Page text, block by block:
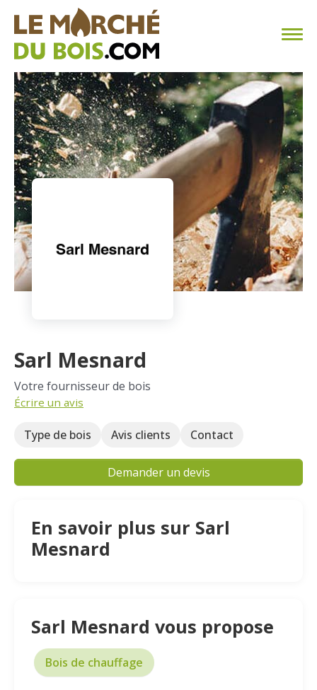
CHAUFFAGE AU BOIS
FAQ
CALCULER SA CONSOMMATION
TROUVER SON FOURNISSEUR
BLOG
ESPACE PRO
Sarl Mesnard
Votre fournisseur de bois
Écrire un avis
Type de bois Avis clients Contact
Demander un devis
En savoir plus sur Sarl
Mesnard
Sarl Mesnard vous propose
Bois de chauffage